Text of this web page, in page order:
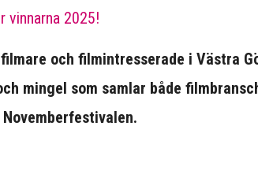
vinnarna 2025!
och filmintresserade i Västra
mingel som samlar både